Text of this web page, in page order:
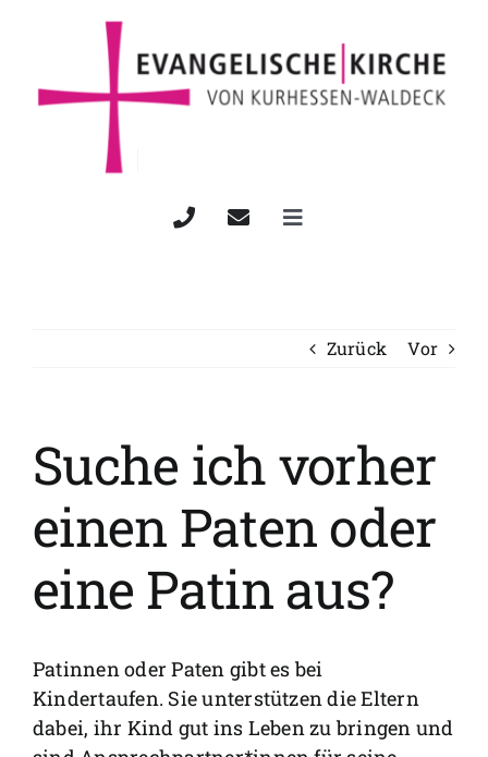
Toggle
FAQs
Spenden
Zurück Vor
Suche ich vorher
einen Paten oder
eine Patin aus?
Patinnen oder Paten gibt es bei
Kindertaufen. Sie unterstützen die Eltern
dabei, ihr Kind gut ins Leben zu bringen und